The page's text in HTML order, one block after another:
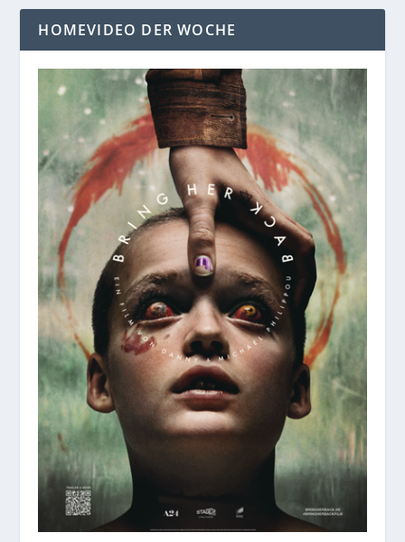
HOMEVIDEO DER WOCHE